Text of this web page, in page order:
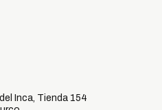
Inca, Tienda 154